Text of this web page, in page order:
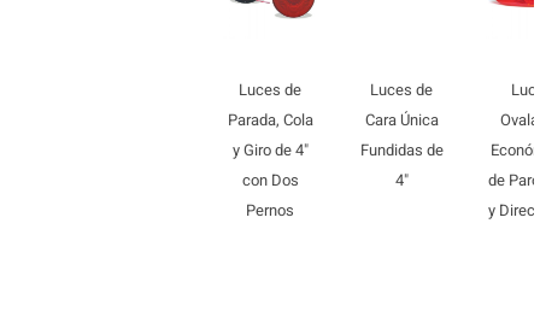
Luces de
Parada, Cola
y Giro de 4"
con Dos
Pernos
Luces de
Cara Única
Fundidas de
4"
de
y